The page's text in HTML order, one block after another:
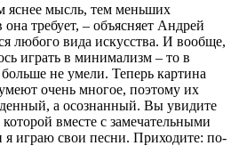
яснее мысль, тем меньших
она требует, – объясняет Андрей
любого вида искусства. И вообще,
играть в минимализм – то в
не умели. Теперь картина
очень многое, поэтому их
а осознанный. Вы увидите
вместе с замечательными
играю свои песни. Приходите: по-